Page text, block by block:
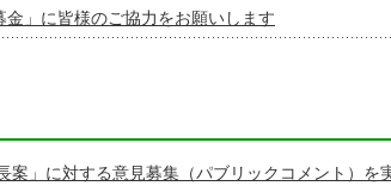
」に皆様のご協力をお願いします
案」に対する意見募集（パブリックコメント）を